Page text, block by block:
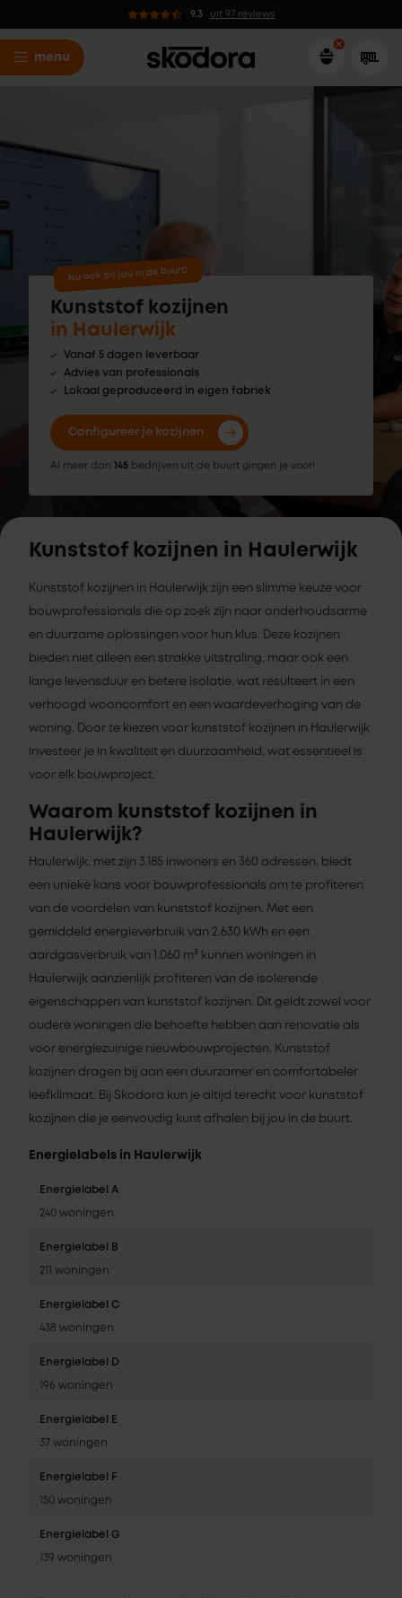
9.3 uit 97 reviews
menu
Nu ook bij jou in de buurt!
Kunststof kozijnen
in Haulerwijk
Vanaf 5 dagen leverbaar
Advies van professionals
Lokaal geproduceerd in eigen fabriek
Configureer je kozijnen
Al meer dan 145 bedrijven uit de buurt gingen je voor!
Kunststof kozijnen in Haulerwijk
Kunststof kozijnen in Haulerwijk zijn een slimme keuze voor
bouwprofessionals die op zoek zijn naar onderhoudsarme
en duurzame oplossingen voor hun klus. Deze kozijnen
bieden niet alleen een strakke uitstraling, maar ook een
lange levensduur en betere isolatie, wat resulteert in een
verhoogd wooncomfort en een waardeverhoging van de
woning. Door te kiezen voor kunststof kozijnen in Haulerwijk
investeer je in kwaliteit en duurzaamheid, wat essentieel is
voor elk bouwproject.
Waarom kunststof kozijnen in
Haulerwijk?
Haulerwijk, met zijn 3.185 inwoners en 360 adressen, biedt
een unieke kans voor bouwprofessionals om te profiteren
van de voordelen van kunststof kozijnen. Met een
gemiddeld energieverbruik van 2.630 kWh en een
aardgasverbruik van 1.060 m³ kunnen woningen in
Haulerwijk aanzienlijk profiteren van de isolerende
eigenschappen van kunststof kozijnen. Dit geldt zowel voor
oudere woningen die behoefte hebben aan renovatie als
voor energiezuinige nieuwbouwprojecten. Kunststof
kozijnen dragen bij aan een duurzamer en comfortabeler
leefklimaat. Bij Skodora kun je altijd terecht voor kunststof
kozijnen die je eenvoudig kunt afhalen bij jou in de buurt.
Energielabels in Haulerwijk
Energielabel A
240 woningen
Energielabel B
211 woningen
Energielabel C
438 woningen
Energielabel D
196 woningen
Energielabel E
37 woningen
Energielabel F
150 woningen
Energielabel G
139 woningen